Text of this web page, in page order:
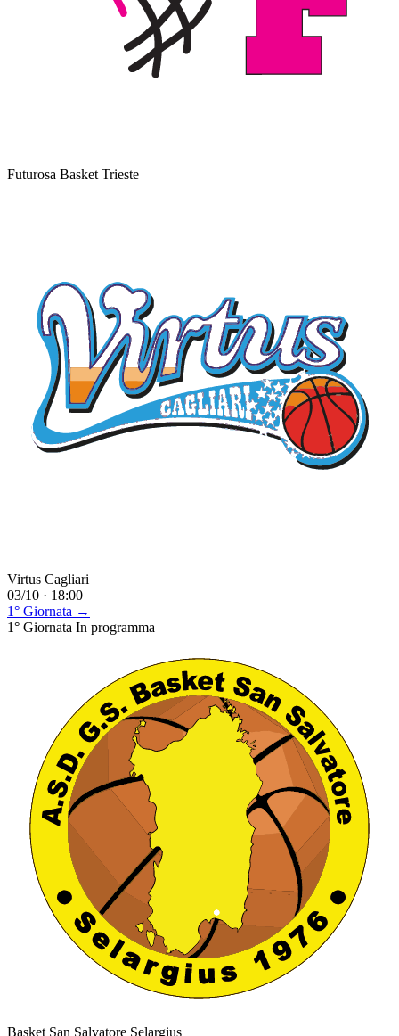
Futurosa Basket Trieste
Virtus Cagliari
03/10 · 18:00
1° Giornata →
1° Giornata In programma
Basket San Salvatore Selargius